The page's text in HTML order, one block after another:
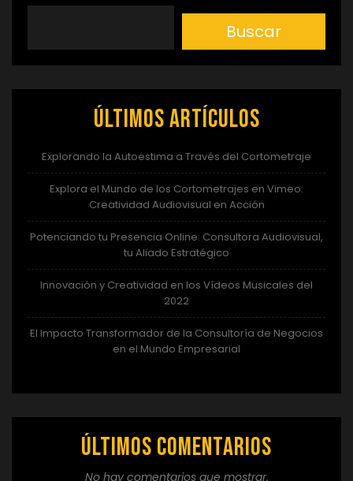
Buscar
Últimos artículos
Explorando la Autoestima a Través del Cortometraje
Explora el Mundo de los Cortometrajes en Vimeo:
Creatividad Audiovisual en Acción
Potenciando tu Presencia Online: Consultora Audiovisual,
tu Aliado Estratégico
Innovación y Creatividad en los Vídeos Musicales del
2022
El Impacto Transformador de la Consultoría de Negocios
en el Mundo Empresarial
Últimos comentarios
No hay comentarios que mostrar.